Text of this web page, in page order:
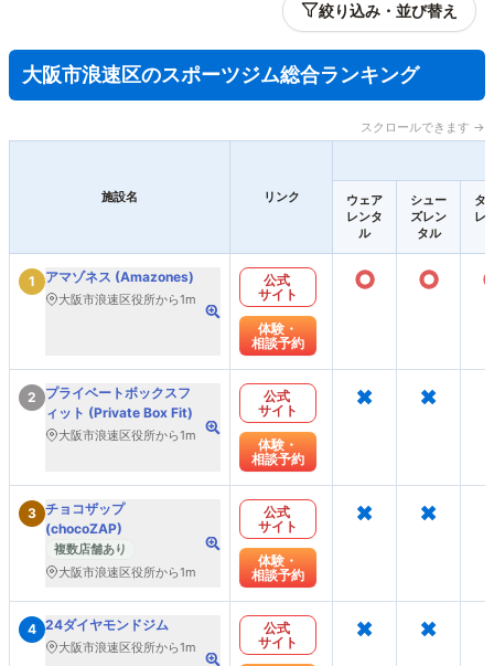
絞り込み・並び替え
大阪市浪速区のスポーツジム総合ランキング
スクロールできます →
施設名 リンク
ウェア
レンタ
ル
シュー
ズレン
タル
タ
レ
1 アマゾネス (Amazones)
大阪市浪速区役所から1m
公式
サイト
体験・
相談予約
○ ○
2
プライベートボックスフ
ィット (Private Box Fit)
大阪市浪速区役所から1m
公式
サイト
体験・
相談予約
× ×
3 チョコザップ
(chocoZAP)
複数店舗あり
大阪市浪速区役所から1m
公式
サイト
体験・
相談予約
× ×
4 24ダイヤモンドジム
大阪市浪速区役所から1m
公式
サイト
× ×